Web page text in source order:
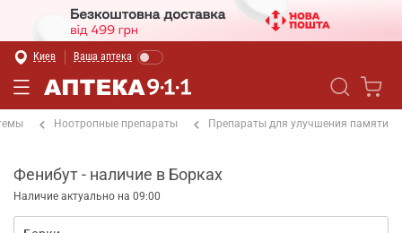
Киев Ваша аптека
Ноотропные препараты Препараты для улучшения памяти
Фенибут - наличие в Борках
Наличие актуально на 09:00